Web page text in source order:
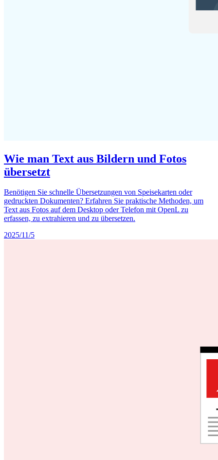
Wie man Text aus Bildern und Fotos
übersetzt
Benötigen Sie schnelle Übersetzungen von Speisekarten oder
gedruckten Dokumenten? Erfahren Sie praktische Methoden, um
Text aus Fotos auf dem Desktop oder Telefon mit OpenL zu
erfassen, zu extrahieren und zu übersetzen.
2025/11/5